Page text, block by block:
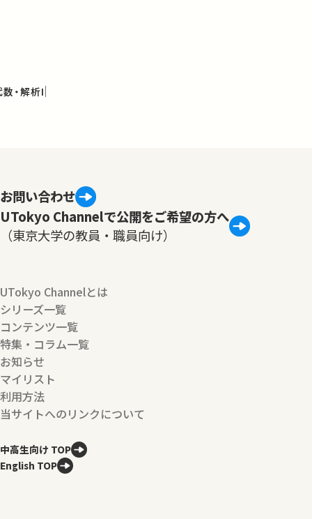
・解析I
お問い合わせ
UTokyo Channelで公開をご希望の方へ
（東京大学の教員・職員向け）
UTokyo Channelとは
シリーズ一覧
コンテンツ一覧
特集・コラム一覧
お知らせ
マイリスト
利用方法
当サイトへのリンクについて
中高生向け TOP
English TOP